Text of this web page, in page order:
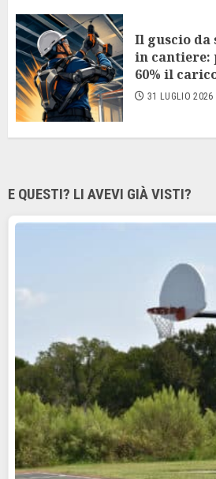
Il guscio
in cantiere:
60% il
31 LUGLIO 2026
E QUESTI? LI AVEVI GIÀ VISTI?